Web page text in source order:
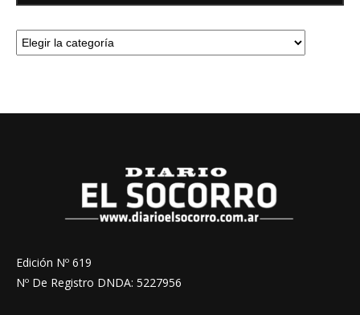
Edición Nº 619
Nº De Registro DNDA: 5227956